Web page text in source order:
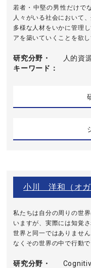
若者・中堅の男性だけで
人々がいる社会において
多様な人材をいかに管理
アを築いていくことを欲
研究分野・
キーワード
人的資
小川 洋和（オ
私たちは自分の周りの世
いますが、実際には知覚
世界と同一ではありませ
なくその世界の中で行動
研究分野・